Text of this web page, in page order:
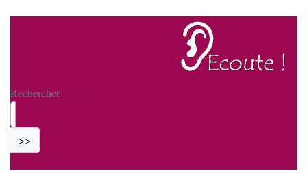
Rechercher :
>>